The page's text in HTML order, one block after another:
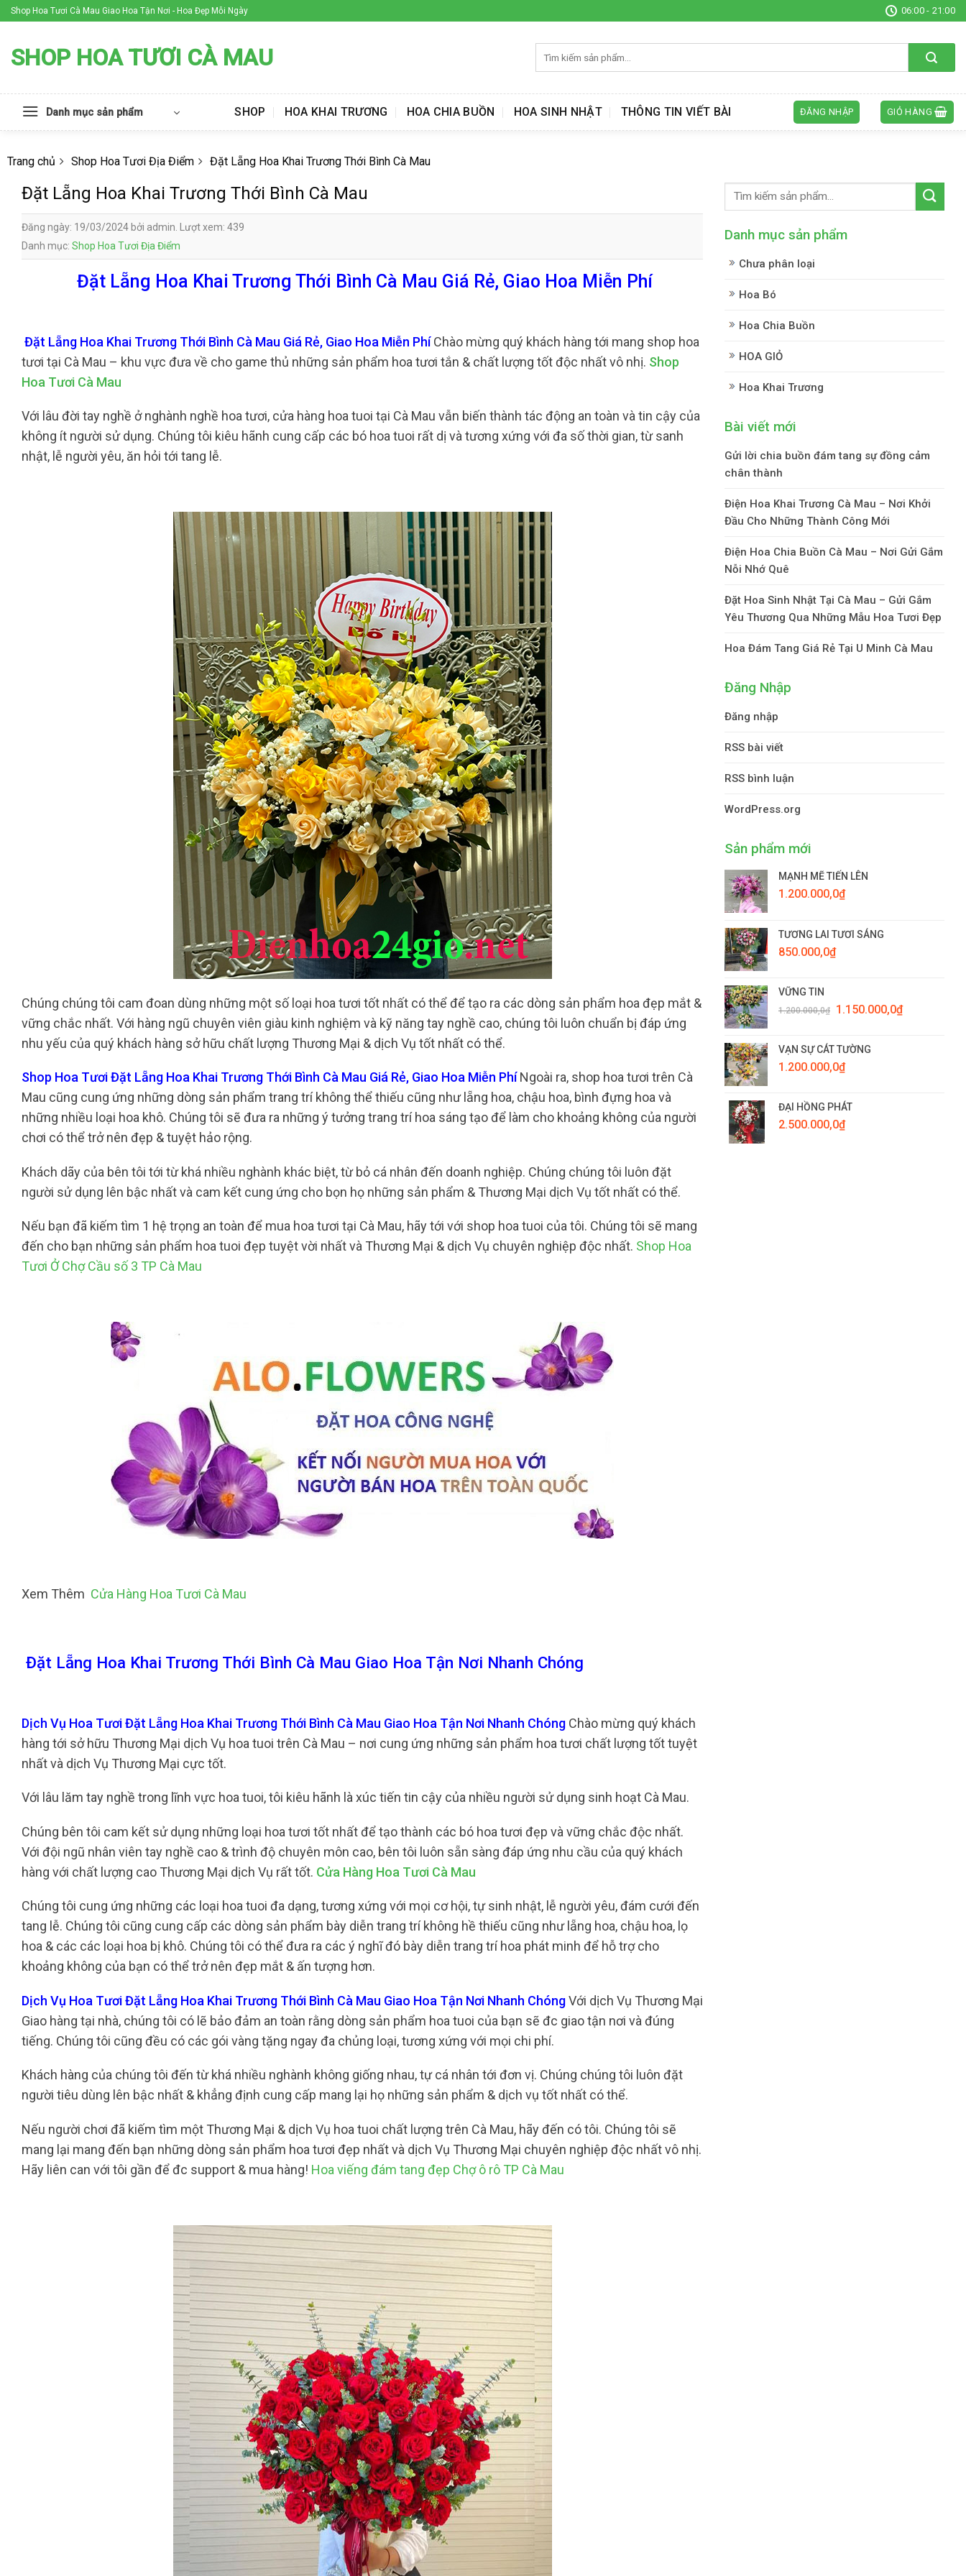
Skip
to
Shop Hoa Tươi Cà Mau Giao Hoa Tận Nơi - Hoa Đẹp Mỗi Ngày 06:00 - 21:00
SHOP HOA TƯƠI CÀ MAU
kiếm:
Danh mục sản phẩm SHOP HOA KHAI TRƯƠNG HOA CHIA BUỒN HOA SINH NHẬT THÔNG TIN VIẾT BÀI ĐĂNG NHẬP GIỎ HÀNG
Trang chủ Shop Hoa Tươi Địa Điểm Đặt Lẵng Hoa Khai Trương Thới Bình Cà Mau
Đặt Lẵng Hoa Khai Trương Thới Bình Cà Mau
Đăng ngày: 19/03/2024 bởi admin. Lượt xem: 439
Danh mục: Shop Hoa Tươi Địa Điểm
Đặt Lẵng Hoa Khai Trương Thới Bình Cà Mau Giá Rẻ, Giao Hoa Miễn Phí
Đặt Lẵng Hoa Khai Trương Thới Bình Cà Mau Giá Rẻ, Giao Hoa Miễn PhíChào mừng quý khách hàng tới mang shop hoa
tươi tại Cà Mau – khu vực đưa về cho game thủ những sản phẩm hoa tươi tắn & chất lượng tốt độc nhất vô nhị. Shop
Hoa Tươi Cà Mau
Với lâu đời tay nghề ở nghành nghề hoa tươi, cửa hàng hoa tuoi tại Cà Mau vẫn biến thành tác động an toàn và tin cậy của
không ít người sử dụng. Chúng tôi kiêu hãnh cung cấp các bó hoa tuoi rất dị và tương xứng với đa số thời gian, từ sanh
nhật, lễ người yêu, ăn hỏi tới tang lễ.
Chúng chúng tôi cam đoan dùng những một số loại hoa tươi tốt nhất có thể để tạo ra các dòng sản phẩm hoa đẹp mắt &
vững chắc nhất. Với hàng ngũ chuyên viên giàu kinh nghiệm và kỹ năng tay nghề cao, chúng tôi luôn chuẩn bị đáp ứng
nhu yếu của quý khách hàng sở hữu chất lượng Thương Mại & dịch Vụ tốt nhất có thể.
Shop Hoa Tươi Đặt Lẵng Hoa Khai Trương Thới Bình Cà Mau Giá Rẻ, Giao Hoa Miễn PhíNgoài ra, shop hoa tươi trên Cà
Mau cũng cung ứng những dòng sản phẩm trang trí không thể thiếu cũng như lẵng hoa, chậu hoa, bình đựng hoa và
những nhiều loại hoa khô. Chúng tôi sẽ đưa ra những ý tưởng trang trí hoa sáng tạo để làm cho khoảng không của người
chơi có thể trở nên đẹp & tuyệt hảo rộng.
Khách dãy của bên tôi tới từ khá nhiều nghành khác biệt, từ bỏ cá nhân đến doanh nghiệp. Chúng chúng tôi luôn đặt
người sử dụng lên bậc nhất và cam kết cung ứng cho bọn họ những sản phẩm & Thương Mại dịch Vụ tốt nhất có thể.
Nếu bạn đã kiếm tìm 1 hệ trọng an toàn để mua hoa tươi tại Cà Mau, hãy tới với shop hoa tuoi của tôi. Chúng tôi sẽ mang
đến cho bạn những sản phẩm hoa tuoi đẹp tuyệt vời nhất và Thương Mại & dịch Vụ chuyên nghiệp độc nhất. Shop Hoa
Tươi Ở Chợ Cầu số 3 TP Cà Mau
Xem Thêm Cửa Hàng Hoa Tươi Cà Mau
Đặt Lẵng Hoa Khai Trương Thới Bình Cà Mau Giao Hoa Tận Nơi Nhanh Chóng
Dịch Vụ Hoa Tươi Đặt Lẵng Hoa Khai Trương Thới Bình Cà Mau Giao Hoa Tận Nơi Nhanh Chóng Chào mừng quý khách
hàng tới sở hữu Thương Mại dịch Vụ hoa tuoi trên Cà Mau – nơi cung ứng những sản phẩm hoa tươi chất lượng tốt tuyệt
nhất và dịch Vụ Thương Mại cực tốt.
Với lâu lăm tay nghề trong lĩnh vực hoa tuoi, tôi kiêu hãnh là xúc tiến tin cậy của nhiều người sử dụng sinh hoạt Cà Mau.
Chúng bên tôi cam kết sử dụng những loại hoa tươi tốt nhất để tạo thành các bó hoa tươi đẹp và vững chắc độc nhất.
Với đội ngũ nhân viên tay nghề cao & trình độ chuyên môn cao, bên tôi luôn sẵn sàng đáp ứng nhu cầu của quý khách
hàng với chất lượng cao Thương Mại dịch Vụ rất tốt. Cửa Hàng Hoa Tươi Cà Mau
Chúng tôi cung ứng những các loại hoa tuoi đa dạng, tương xứng với mọi cơ hội, tự sinh nhật, lễ người yêu, đám cưới đến
tang lễ. Chúng tôi cũng cung cấp các dòng sản phẩm bày diễn trang trí không hề thiếu cũng như lẵng hoa, chậu hoa, lọ
hoa & các các loại hoa bị khô. Chúng tôi có thể đưa ra các ý nghĩ đó bày diễn trang trí hoa phát minh để hỗ trợ cho
khoảng không của bạn có thể trở nên đẹp mắt & ấn tượng hơn.
Dịch Vụ Hoa Tươi Đặt Lẵng Hoa Khai Trương Thới Bình Cà Mau Giao Hoa Tận Nơi Nhanh ChóngVới dịch Vụ Thương Mại
Giao hàng tại nhà, chúng tôi có lẽ bảo đảm an toàn rằng dòng sản phẩm hoa tuoi của bạn sẽ đc giao tận nơi và đúng
tiếng. Chúng tôi cũng đều có các gói vàng tặng ngay đa chủng loại, tương xứng với mọi chi phí.
Khách hàng của chúng tôi đến từ khá nhiều nghành không giống nhau, tự cá nhân tới đơn vị. Chúng chúng tôi luôn đặt
người tiêu dùng lên bậc nhất & khẳng định cung cấp mang lại họ những sản phẩm & dịch vụ tốt nhất có thể.
Nếu người chơi đã kiếm tìm một Thương Mại & dịch Vụ hoa tuoi chất lượng trên Cà Mau, hãy đến có tôi. Chúng tôi sẽ
mang lại mang đến bạn những dòng sản phẩm hoa tươi đẹp nhất và dịch Vụ Thương Mại chuyên nghiệp độc nhất vô nhị.
Hãy liên can với tôi gần để đc support & mua hàng! Hoa viếng đám tang đẹp Chợ ô rô TP Cà Mau
Danh mục sản phẩm
Chưa phân loại
Hoa Bó
Hoa Chia Buồn
HOA GIỎ
Hoa Khai Trương
Bài viết mới
Gửi lời chia buồn đám tang sự đồng cảm
chân thành
Điện Hoa Khai Trương Cà Mau – Nơi Khởi
Đầu Cho Những Thành Công Mới
Điện Hoa Chia Buồn Cà Mau – Nơi Gửi Gắm
Nỗi Nhớ Quê
Đặt Hoa Sinh Nhật Tại Cà Mau – Gửi Gắm
Yêu Thương Qua Những Mẫu Hoa Tươi Đẹp
Hoa Đám Tang Giá Rẻ Tại U Minh Cà Mau
Đăng Nhập
Đăng nhập
RSS bài viết
RSS bình luận
WordPress.org
Sản phẩm mới
MẠNH MẼ TIẾN LÊN
1.200.000,0₫
TƯƠNG LAI TƯƠI SÁNG
850.000,0₫
VỮNG TIN
1.200.000,0₫
Giá
1.200.000,0₫.
1.150.000,0₫Giá
VẠN SỰ CÁT TƯỜNG
1.200.000,0₫
ĐẠI HỒNG PHÁT
2.500.000,0₫